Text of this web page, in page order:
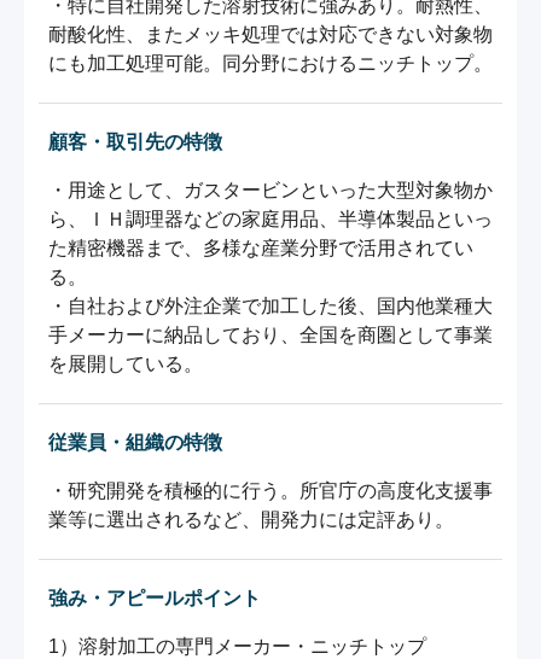
・特に自社開発した溶射技術に強みあり。耐熱性、
耐酸化性、またメッキ処理では対応できない対象物
にも加工処理可能。同分野におけるニッチトップ。
顧客・取引先の特徴
・用途として、ガスタービンといった大型対象物か
ら、ＩＨ調理器などの家庭用品、半導体製品といっ
た精密機器まで、多様な産業分野で活用されてい
る。
・自社および外注企業で加工した後、国内他業種大
手メーカーに納品しており、全国を商圏として事業
従業員・組織の特徴
・研究開発を積極的に行う。所官庁の高度化支援事
強み・アピールポイント
1）溶射加工の専門メーカー・ニッチトップ